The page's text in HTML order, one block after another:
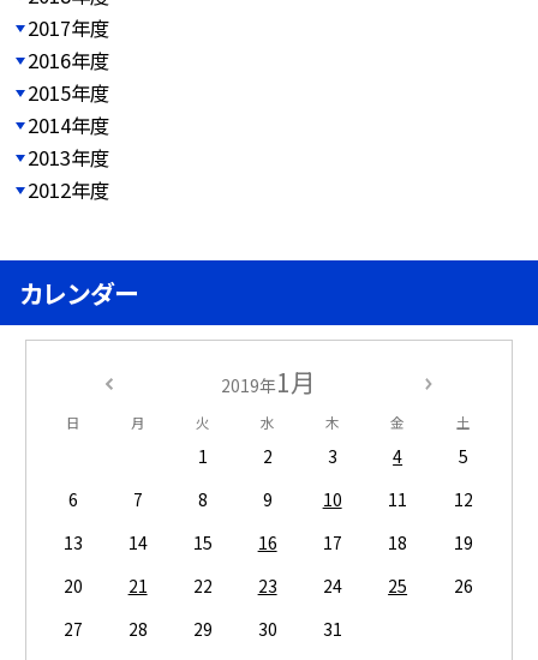
2017年度
2016年度
2015年度
2014年度
2013年度
2012年度
カレンダー
2019年1月
日 月 火 水 木 金 土
1 2 3 4
5
6
7 8 9 10 11
12
13
14 15 16 17 18
19
20
21 22 23 24 25
26
27
28 29 30 31